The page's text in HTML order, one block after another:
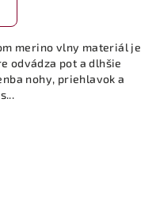
merino vlny materiál je
odvádza pot a dlhšie
nohy, priehlavok a